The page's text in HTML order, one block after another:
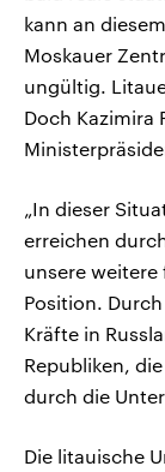
kann an
Moskauer
ungültig.
Doch Kazimira
„In dieser
erreichen
unsere
Position.
Kräfte in
Republiken,
durch die
Die litauische